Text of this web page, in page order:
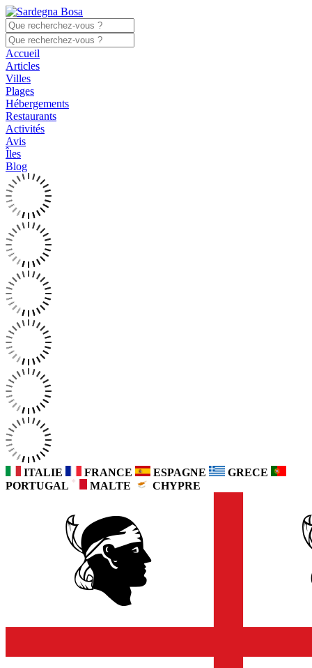
Accueil
Articles
Villes
Plages
Hébergements
Restaurants
Activités
Avis
Îles
Blog
ITALIE FRANCE ESPAGNE
GRECE
PORTUGAL
MALTE CHYPRE